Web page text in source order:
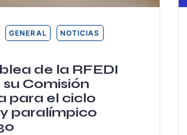
GENERAL
NOTICIAS
de la RFEDI
Comisión
para el ciclo
paralímpico